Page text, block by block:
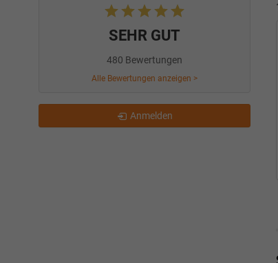
SEHR GUT
480 Bewertungen
Alle Bewertungen anzeigen >
Anmelden